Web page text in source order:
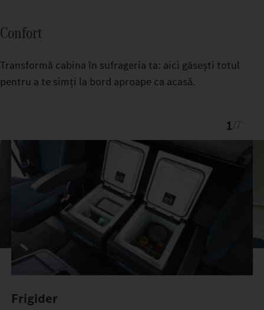
Confort
Transformă cabina în sufrageria ta: aici găsești totul
pentru a te simți la bord aproape ca acasă.
1
Frigider